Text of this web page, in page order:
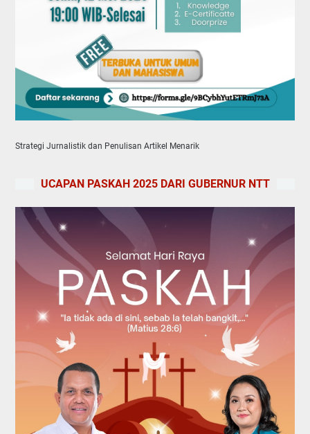
Strategi Jurnalistik dan Penulisan Artikel Menarik
UCAPAN PASKAH 2025 DARI GUBERNUR NTT